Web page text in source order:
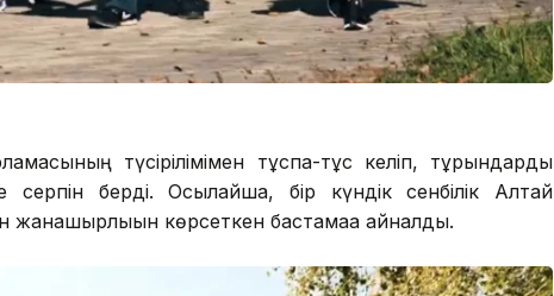
түсірілімімен тұспа-тұс келіп, тұрғындарды
берді. Осылайша, бір күндік сенбілік Алтай
жанашырлығын көрсеткен бастамаға айналды.